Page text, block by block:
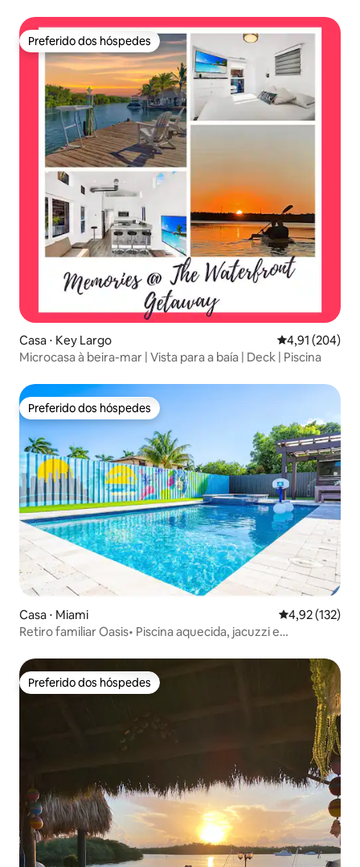
Preferido dos hóspedes
Preferido dos hóspedes
Casa ⋅ Key Largo 4,91 de uma
4,91 (204)
Microcasa à beira-mar | Vista para a baía | Deck | Piscina
Preferido dos hóspedes
Preferido dos hóspedes
Casa ⋅ Miami 4,92 de uma
4,92 (132)
Retiro familiar Oasis• Piscina aquecida, jacuzzi e
Preferido dos hóspedes
Preferido dos hóspedes